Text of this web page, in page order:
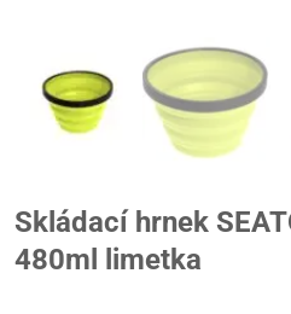
Skládací hrnek
480ml limetka